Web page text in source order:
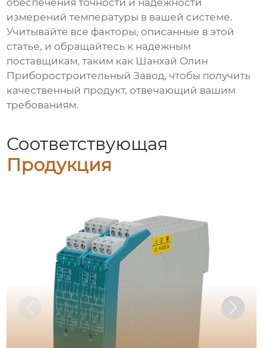
обеспечения точности и надежности
измерений температуры в вашей системе.
Учитывайте все факторы, описанные в этой
статье, и обращайтесь к надежным
поставщикам, таким как Шанхай Олин
Приборостроительный Завод, чтобы получить
качественный продукт, отвечающий вашим
требованиям.
Соответствующая
Продукция